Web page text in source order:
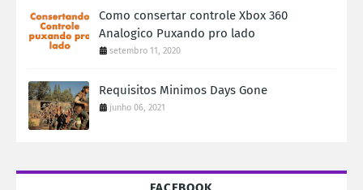
Como consertar controle Xbox 360
Analogico Puxando pro lado
setembro 11, 2020
Requisitos Minimos Days Gone
junho 06, 2021